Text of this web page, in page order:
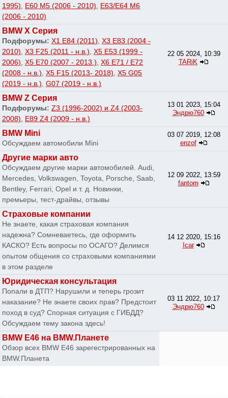
1995), E60 M5 (2006 - 2010), E63/E64 M6
(2006 - 2010)
BMW X Серия
Подфорумы: X1 E84 (2011), X3 E83 (2004 -
2010), X3 F25 (2011 - н.в.), X5 E53 (1999 -
2006), X5 E70 (2007 - 2013.), X6 E71 / E72
(2008 - н.в.), X5 F15 (2013- 2018), X5 G05
(2019 - н.в.), G07 (2019 - н.в.)
22 05 2024, 10:39
TARiK
BMW Z Серия
Подфорумы: Z3 (1996-2002) и Z4 (2003-
2008), E89 Z4 (2009 - н.в.)
13 01 2023, 15:04
Эндрю760
BMW Mini
Обсуждаем автомобили Mini
03 07 2019, 12:08
enzof
Другие марки авто
Обсуждаем другие марки автомобилей. Audi,
Mercedes, Volkswagen, Toyota, Porsche, Saab,
Bentley, Ferrari, Opel и т. д. Новинки,
премьеры, тест-драйвы, отзывы
12 09 2022, 13:59
fantom
Страховые компании
Не знаете, какая страховая компания
надежна? Сомневаетесь, где оформить
КАСКО? Есть вопросы по ОСАГО? Делимся
опытом общения со страховыми компаниями
в этом разделе
14 12 2020, 15:16
Icar
Юридическая консультация
Попали в ДТП? Нарушили и теперь грозит
наказание? Не знаете своих прав? Предстоит
поход в суд? Спорная ситуация с ГИБДД?
Обсуждаем тему закона здесь!
03 11 2022, 10:17
Эндрю760
BMW E46 на BMW.Планете
Обзор всех BMW E46 зарегестрированных на
BMW.Планета